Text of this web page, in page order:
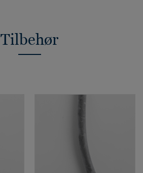
Tilbehør